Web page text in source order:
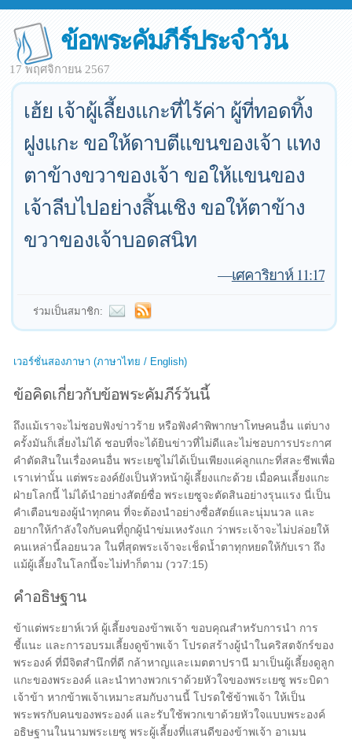
ข้อพระคัมภีร์ประจำวัน
17 พฤศจิกายน 2567
เฮ้ย เจ้าผู้เลี้ยงแกะที่ไร้ค่า ผู้ที่ทอดทิ้ง
ฝูงแกะ ขอให้ดาบตีแขนของเจ้า แทง
ตาข้างขวาของเจ้า ขอให้แขนของ
เจ้าลีบไปอย่างสิ้นเชิง ขอให้ตาข้าง
ขวาของเจ้าบอดสนิท
—เศคาริยาห์ 11:17
ร่วมเป็นสมาชิก:
เวอร์ชั่นสองภาษา (ภาษาไทย / English)
ข้อคิดเกี่ยวกับข้อพระคัมภีร์วันนี้
ถึงแม้เราจะไม่ชอบฟังข่าวร้าย หรือฟังคำพิพากษาโทษคนอื่น แต่บาง
ครั้งมันก็เลี่ยงไม่ได้ ชอบที่จะได้ยินข่าวที่ไม่ดีและไม่ชอบการประกาศ
คำตัดสินในเรื่องคนอื่น พระเยซูไม่ได้เป็นเพียงแค่ลูกแกะที่สละชีพเพื่อ
เราเท่านั้น แต่พระองค์ยังเป็นหัวหน้าผู้เลี้ยงแกะด้วย เมื่อคนเลี้ยงแกะ
ฝ่ายโลกนี้ ไม่ได้นำอย่างสัตย์ซื่อ พระเยซูจะตัดสินอย่างรุนแรง นี่เป็น
คำเตือนของผู้นำทุกคน ที่จะต้องนำอย่างซื่อสัตย์และนุ่มนวล และ
อยากให้กำลังใจกับคนที่ถูกผู้นำข่มเหงรังแก ว่าพระเจ้าจะไม่ปล่อยให้
คนเหล่านี้ลอยนวล ในที่สุดพระเจ้าจะเช็ดน้ำตาทุกหยดให้กับเรา ถึง
แม้ผู้เลี้ยงในโลกนี้จะไม่ทำก็ตาม (วว7:15)
คำอธิษฐาน
ข้าแต่พระยาห์เวห์ ผู้เลี้ยงของข้าพเจ้า ขอบคุณสำหรับการนำ การ
ชี้แนะ และการอบรมเลี้ยงดูข้าพเจ้า โปรดสร้างผู้นำในคริสตจักร์ของ
พระองค์ ที่มีจิตสำนึกที่ดี กล้าหาญและเมตตาปรานี มาเป็นผู้เลี้ยงดูลูก
แกะของพระองค์ และนำทางพวกเราด้วยหัวใจของพระเยซู พระบิดา
เจ้าข้า หากข้าพเจ้าเหมาะสมกับงานนี้ โปรดใช้ข้าพเจ้า ให้เป็น
พระพรกับคนของพระองค์ และรับใช้พวกเขาด้วยหัวใจแบบพระองค์
อธิษฐานในนามพระเยซู พระผู้เลี้ยงที่แสนดีของข้าพเจ้า อาเมน